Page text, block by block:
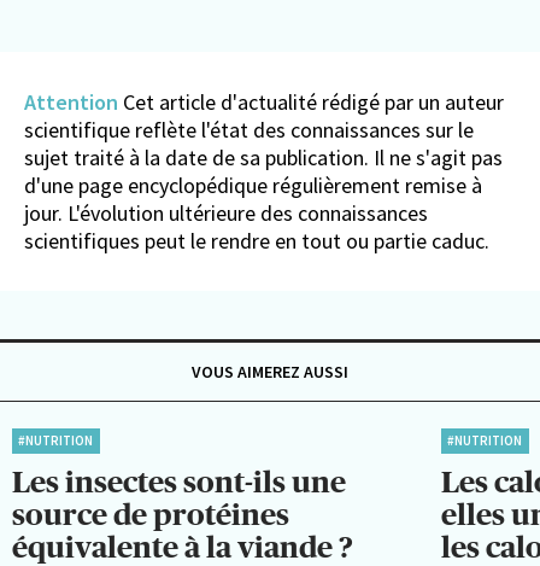
Attention Cet article d'actualité rédigé par un auteur
scientifique reflète l'état des connaissances sur le
sujet traité à la date de sa publication. Il ne s'agit pas
d'une page encyclopédique régulièrement remise à
jour. L'évolution ultérieure des connaissances
scientifiques peut le rendre en tout ou partie caduc.
VOUS AIMEREZ AUSSI
#NUTRITION
Les insectes sont-ils une
source de protéines
équivalente à la viande ?
#NUTRITION
Les
elles
les